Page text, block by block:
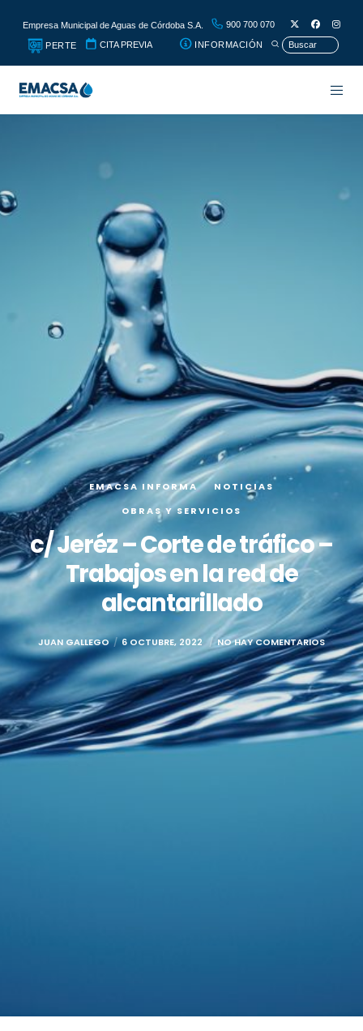
Empresa Municipal de Aguas de Córdoba S.A. 900 700 070
PERTE CITA PREVIA INFORMACIÓN
EMACSA INFORMA
NOTICIAS
OBRAS Y SERVICIOS
c/ Jeréz – Corte de tráfico –
Trabajos en la red de
alcantarillado
JUAN GALLEGO 6 OCTUBRE, 2022 NO HAY COMENTARIOS